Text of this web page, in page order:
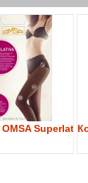
OMSA